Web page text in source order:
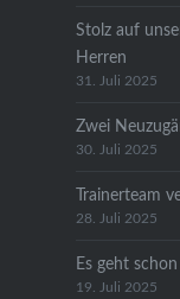
Stolz auf
Herren
31. Juli 2025
Zwei
30. Juli 2025
Trainerteam
28. Juli 2025
Es geht
19. Juli 2025